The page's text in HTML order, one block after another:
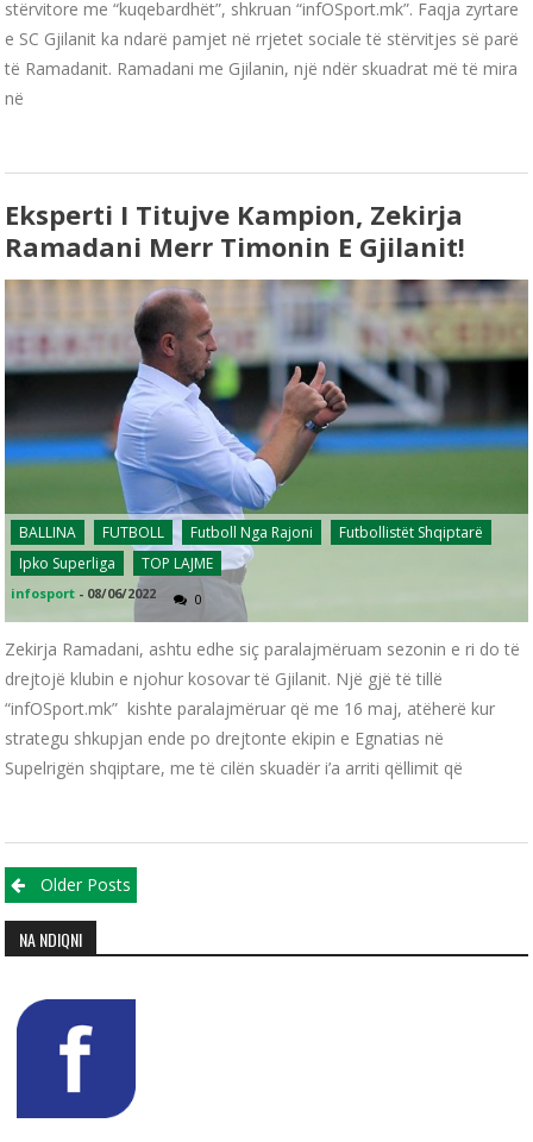
stërvitore me “kuqebardhët”, shkruan “infOSport.mk”. Faqja zyrtare
e SC Gjilanit ka ndarë pamjet në rrjetet sociale të stërvitjes së parë
të Ramadanit. Ramadani me Gjilanin, një ndër skuadrat më të mira
në
Eksperti I Titujve Kampion, Zekirja
Ramadani Merr Timonin E Gjilanit!
BALLINA FUTBOLL Futboll Nga Rajoni
Futbollistët Shqiptarë
Ipko Superliga
TOP LAJME
infosport - 08/06/2022 0
Zekirja Ramadani, ashtu edhe siç paralajmëruam sezonin e ri do të
drejtojë klubin e njohur kosovar të Gjilanit. Një gjë të tillë
“infOSport.mk” kishte paralajmëruar që me 16 maj, atëherë kur
strategu shkupjan ende po drejtonte ekipin e Egnatias në
Supelrigën shqiptare, me të cilën skuadër i’a arriti qëllimit që
Posts navigation
Older Posts
NA NDIQNI